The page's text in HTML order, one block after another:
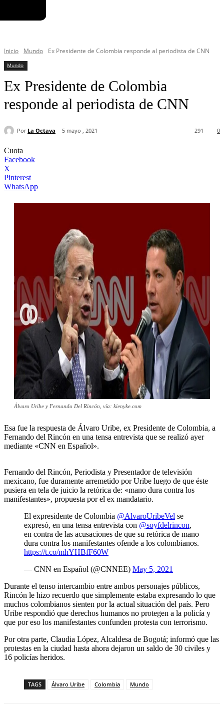
Inicio Mundo Ex Presidente de Colombia responde al periodista de CNN
Mundo
Ex Presidente de Colombia
responde al periodista de CNN
Por La Octava 5 mayo , 2021 0
291
Cuota
Facebook
X
Pinterest
WhatsApp
Álvaro Uribe y Fernando Del Rincón, vía: kienyke.com
Esa fue la respuesta de Álvaro Uribe, ex Presidente de Colombia, a
Fernando del Rincón en una tensa entrevista que se realizó ayer
mediante «CNN en Español».
Fernando del Rincón, Periodista y Presentador de televisión
mexicano, fue duramente arremetido por Uribe luego de que éste
pusiera en tela de juicio la retórica de: «mano dura contra los
manifestantes», propuesta por el ex mandatario.
El expresidente de Colombia @AlvaroUribeVel se
expresó, en una tensa entrevista con @soyfdelrincon,
en contra de las acusaciones de que su retórica de mano
dura contra los manifestantes ofende a los colombianos.
https://t.co/mhYHBfF60W
— CNN en Español (@CNNEE) May 5, 2021
Durante el tenso intercambio entre ambos personajes públicos,
Rincón le hizo recuerdo que simplemente estaba expresando lo que
muchos colombianos sienten por la actual situación del país. Pero
Uribe respondió que derechos humanos no protegen a la policía y
que por eso los manifestantes confunden protesta con terrorismo.
Por otra parte, Claudia López, Alcaldesa de Bogotá; informó que las
protestas en la ciudad hasta ahora dejaron un saldo de 30 civiles y
16 policías heridos.
TAGS Álvaro Uribe Colombia Mundo